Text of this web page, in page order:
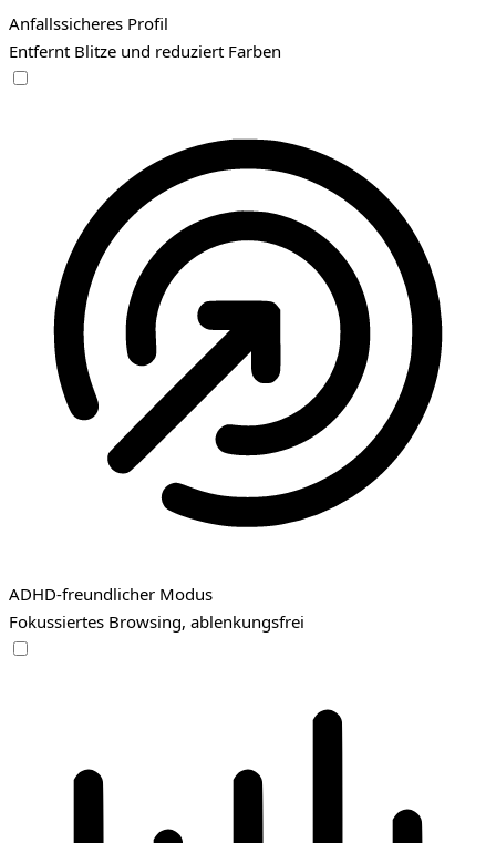
Anfallssicheres Profil
Entfernt Blitze und reduziert Farben
ADHD-freundlicher Modus
Fokussiertes Browsing, ablenkungsfrei